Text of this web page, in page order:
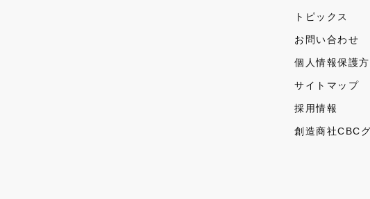
トピックス
お問い合わせ
個人情報保護
サイトマップ
採用情報
創造商社CBC